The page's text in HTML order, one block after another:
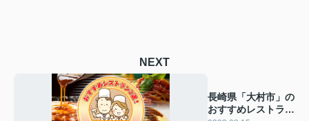
NEXT
長崎県「大村市」の
おすすめレストラン